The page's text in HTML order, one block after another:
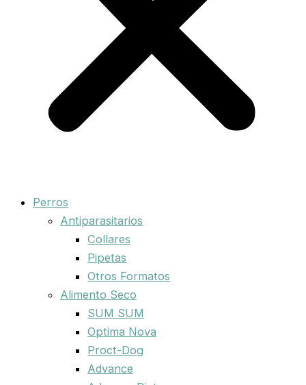
Perros
Antiparasitarios
Collares
Pipetas
Otros Formatos
Alimento Seco
SUM SUM
Optima Nova
Proct-Dog
Advance